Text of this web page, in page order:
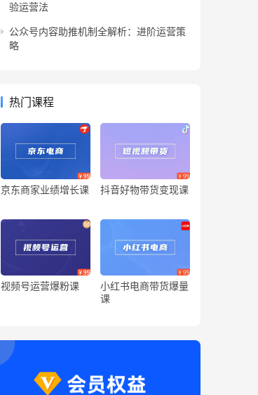
验运营法
公众号内容助推机制全解析：进阶运营策
略
热门课程
京东商家业绩增长课 抖音好物带货变现课
视频号运营爆粉课
小红书电商带货爆量
课